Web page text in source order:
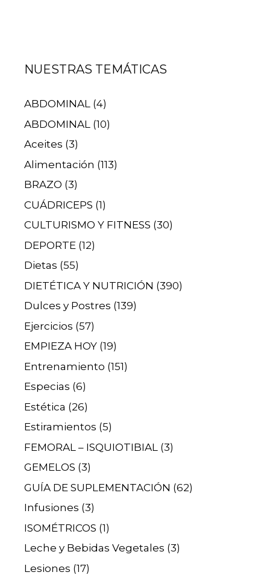
NUESTRAS TEMÁTICAS
ABDOMINAL (4)
ABDOMINAL (10)
Aceites (3)
Alimentación (113)
BRAZO (3)
CUÁDRICEPS (1)
CULTURISMO Y FITNESS (30)
DEPORTE (12)
Dietas (55)
DIETÉTICA Y NUTRICIÓN (390)
Dulces y Postres (139)
Ejercicios (57)
EMPIEZA HOY (19)
Entrenamiento (151)
Especias (6)
Estética (26)
Estiramientos (5)
FEMORAL – ISQUIOTIBIAL (3)
GEMELOS (3)
GUÍA DE SUPLEMENTACIÓN (62)
Infusiones (3)
ISOMÉTRICOS (1)
Leche y Bebidas Vegetales (3)
Lesiones (17)